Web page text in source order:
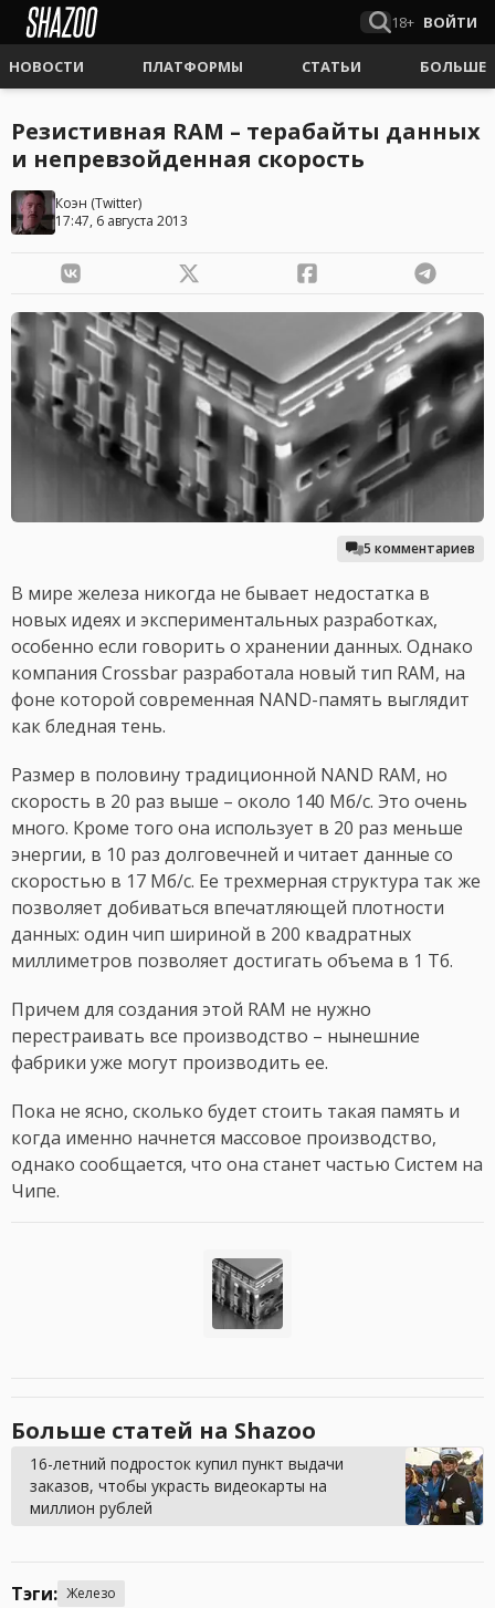
18+ ВОЙТИ
НОВОСТИ ПЛАТФОРМЫ СТАТЬИ БОЛЬШЕ
Резистивная RAM – терабайты данных
и непревзойденная скорость
Коэн (Twitter)
17:47, 6 августа 2013
5 комментариев
В мире железа никогда не бывает недостатка в
новых идеях и экспериментальных разработках,
особенно если говорить о хранении данных. Однако
компания Crossbar разработала новый тип RAM, на
фоне которой современная NAND-память выглядит
как бледная тень.
Размер в половину традиционной NAND RAM, но
скорость в 20 раз выше – около 140 Мб/с. Это очень
много. Кроме того она использует в 20 раз меньше
энергии, в 10 раз долговечней и читает данные со
скоростью в 17 Мб/с. Ее трехмерная структура так же
позволяет добиваться впечатляющей плотности
данных: один чип шириной в 200 квадратных
миллиметров позволяет достигать объема в 1 Тб.
Причем для создания этой RAM не нужно
перестраивать все производство – нынешние
фабрики уже могут производить ее.
Пока не ясно, сколько будет стоить такая память и
когда именно начнется массовое производство,
однако сообщается, что она станет частью Систем на
Чипе.
Больше статей на Shazoo
16-летний подросток купил пункт выдачи
заказов, чтобы украсть видеокарты на
миллион рублей
Тэги: Железо